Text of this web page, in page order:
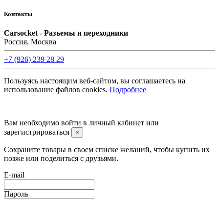
Контакты
Carsocket - Разъемы и переходники
Россия, Москва
+7 (926) 239 28 29
Пользуясь настоящим веб-сайтом, вы соглашаетесь на
использование файлов cookies. Подробнее
Вам необходимо войти в личный кабинет или
зарегистрироваться
×
Сохраните товары в своем списке желаний, чтобы купить их
позже или поделиться с друзьями.
E-mail
Пароль